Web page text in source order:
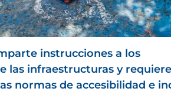
instrucciones a los
las infraestructuras y
normas de accesibilidad e